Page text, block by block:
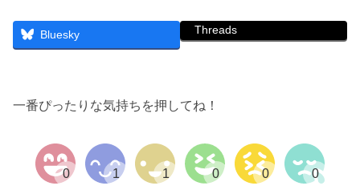
Bluesky Threads
一番ぴったりな気持ちを押してね！